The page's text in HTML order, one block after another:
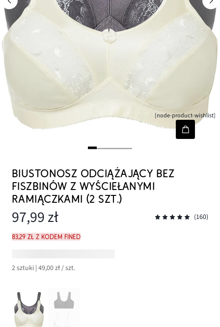
[node-product-wishlist]
BIUSTONOSZ ODCIĄŻAJĄCY BEZ
FISZBINÓW Z WYŚCIEŁANYMI
RAMIĄCZKAMI (2 SZT.)
97,99 zł (160)
83,29 zł z kodem FINED
2 sztuki | 49,00 zł / szt.